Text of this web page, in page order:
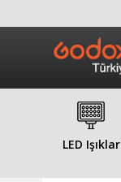
LED Işıklar